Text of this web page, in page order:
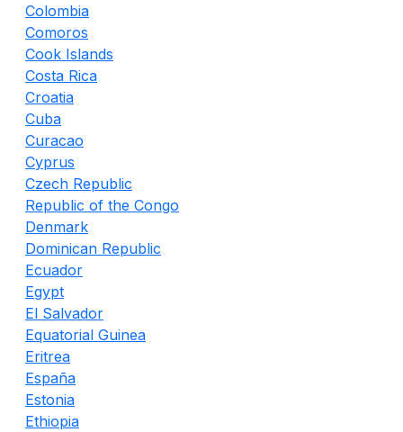
Colombia
Comoros
Cook Islands
Costa Rica
Croatia
Cuba
Curacao
Cyprus
Czech Republic
Republic of the Congo
Denmark
Dominican Republic
Ecuador
Egypt
El Salvador
Equatorial Guinea
Eritrea
España
Estonia
Ethiopia